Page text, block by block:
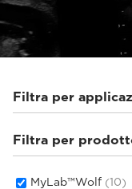
Filtra per
Equini(2)
Piccoli animali(8)
Filtra per
MyLab™Wolf (10)